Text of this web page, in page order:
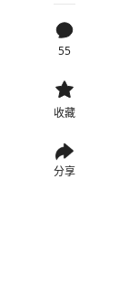
55
收藏
分享